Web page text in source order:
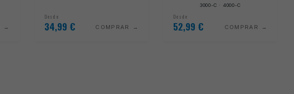
Desde
34,99 € COMPRAR
3000-C · 4000-C
Desde
52,99 € COMPRAR